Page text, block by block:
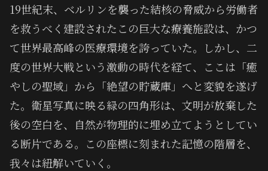
19世紀末、ベルリンを襲った結核の脅威から労働者
を救うべく建設されたこの巨大な療養施設は、かつ
て世界最高峰の医療環境を誇っていた。しかし、二
度の世界大戦という激動の時代を経て、ここは「癒
やしの聖域」から「絶望の貯蔵庫」へと変貌を遂げ
た。衛星写真に映る緑の四角形は、文明が放棄した
後の空白を、自然が物理的に埋め立てようとしてい
る断片である。この座標に刻まれた記憶の階層を、
我々は紐解いていく。